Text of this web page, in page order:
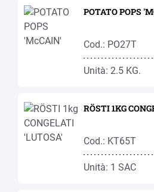
POTATO POPS
Cod.: PO27T
Unità: 2.5 KG.
RÖSTI 1KG
Cod.: KT65T
Unità: 1 SAC